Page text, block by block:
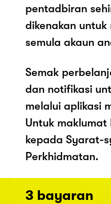
pentadbiran
dikenakan
semula akaun
Semak
dan notifikasi
melalui aplikasi
Untuk
kepada Syarat-
Perkhidmatan.
3 bayaran